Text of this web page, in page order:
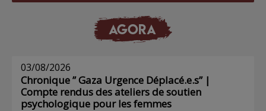
AGORA
03/08/2026
Chronique ” Gaza Urgence Déplacé.e.s” |
Compte rendus des ateliers de soutien
psychologique pour les femmes